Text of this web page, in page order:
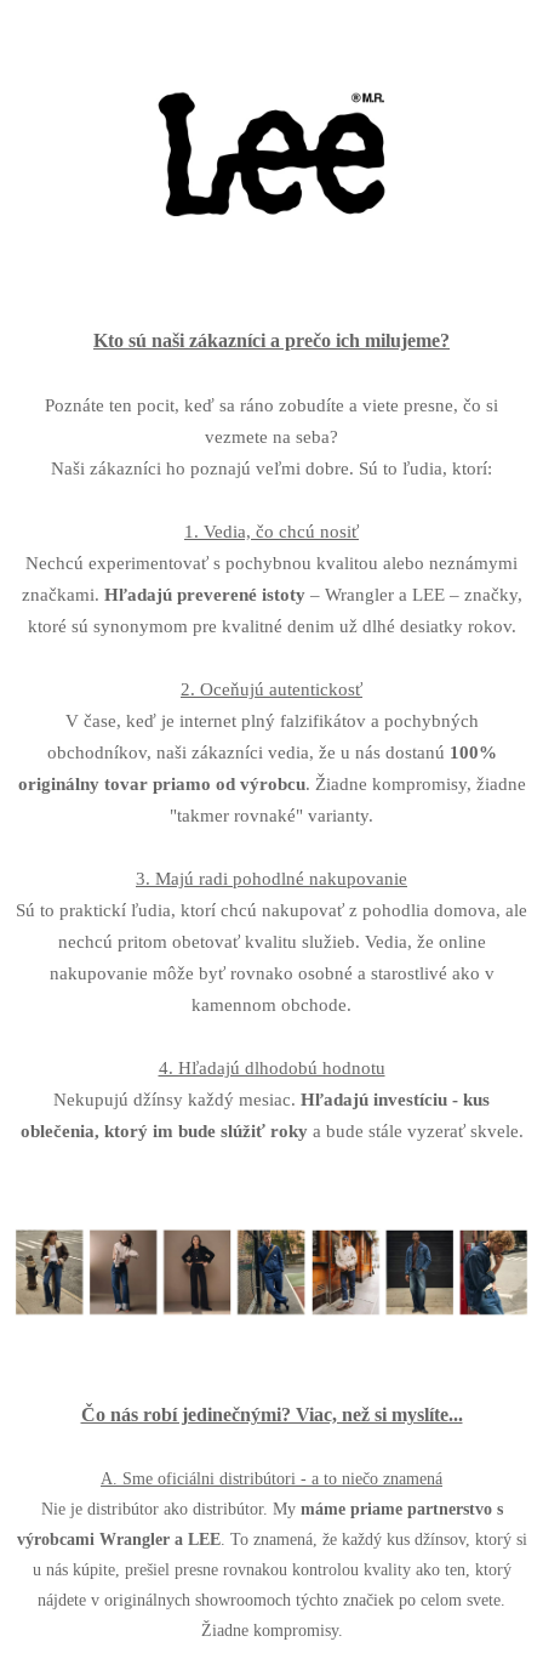
Kto sú naši zákazníci a prečo ich milujeme?
Poznáte ten pocit, keď sa ráno zobudíte a viete presne, čo si
vezmete na seba?
Naši zákazníci ho poznajú veľmi dobre. Sú to ľudia, ktorí:
1. Vedia, čo chcú nosiť
Nechcú experimentovať s pochybnou kvalitou alebo neznámymi
značkami. Hľadajú preverené istoty– Wrangler a LEE – značky,
ktoré sú synonymom pre kvalitné denim už dlhé desiatky rokov.
2. Oceňujú autentickosť
V čase, keď je internet plný falzifikátov a pochybných
obchodníkov, naši zákazníci vedia, že u nás dostanú 100%
originálny tovar priamo od výrobcu. Žiadne kompromisy, žiadne
"takmer rovnaké" varianty.
3. Majú radi pohodlné nakupovanie
Sú to praktickí ľudia, ktorí chcú nakupovať z pohodlia domova, ale
nechcú pritom obetovať kvalitu služieb. Vedia, že online
nakupovanie môže byť rovnako osobné a starostlivé ako v
kamennom obchode.
4. Hľadajú dlhodobú hodnotu
Nekupujú džínsy každý mesiac. Hľadajú investíciu - kus
oblečenia, ktorý im bude slúžiť rokya bude stále vyzerať skvele.
Čo nás robí jedinečnými? Viac, než si myslíte...
A. Sme oficiálni distribútori - a to niečo znamená
Nie je distribútor ako distribútor. My máme priame partnerstvo s
výrobcami Wrangler a LEE. To znamená, že každý kus džínsov, ktorý si
u nás kúpite, prešiel presne rovnakou kontrolou kvality ako ten, ktorý
nájdete v originálnych showroomoch týchto značiek po celom svete.
Žiadne kompromisy.